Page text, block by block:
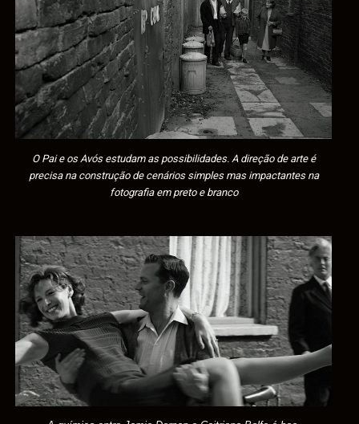
O Pai e os Avós estudam as possibilidades. A direção de arte é
precisa na construção de cenários simples mas impactantes na
fotografia em preto e branco